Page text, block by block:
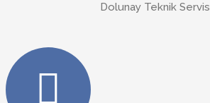
Dolunay Teknik Servis